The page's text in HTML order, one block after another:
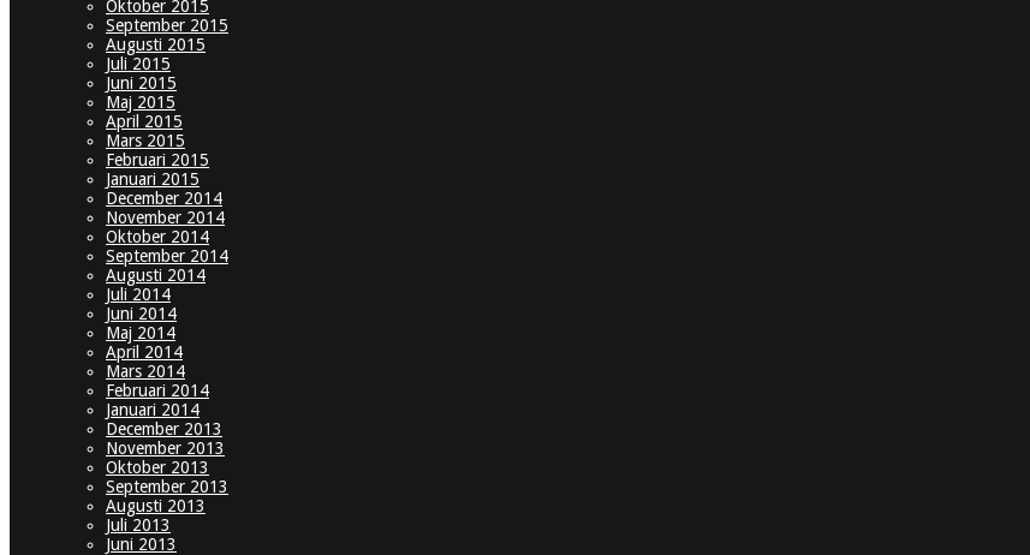
Oktober 2015
September 2015
Augusti 2015
Juli 2015
Juni 2015
Maj 2015
April 2015
Mars 2015
Februari 2015
Januari 2015
December 2014
November 2014
Oktober 2014
September 2014
Augusti 2014
Juli 2014
Juni 2014
Maj 2014
April 2014
Mars 2014
Februari 2014
Januari 2014
December 2013
November 2013
Oktober 2013
September 2013
Augusti 2013
Juli 2013
Juni 2013